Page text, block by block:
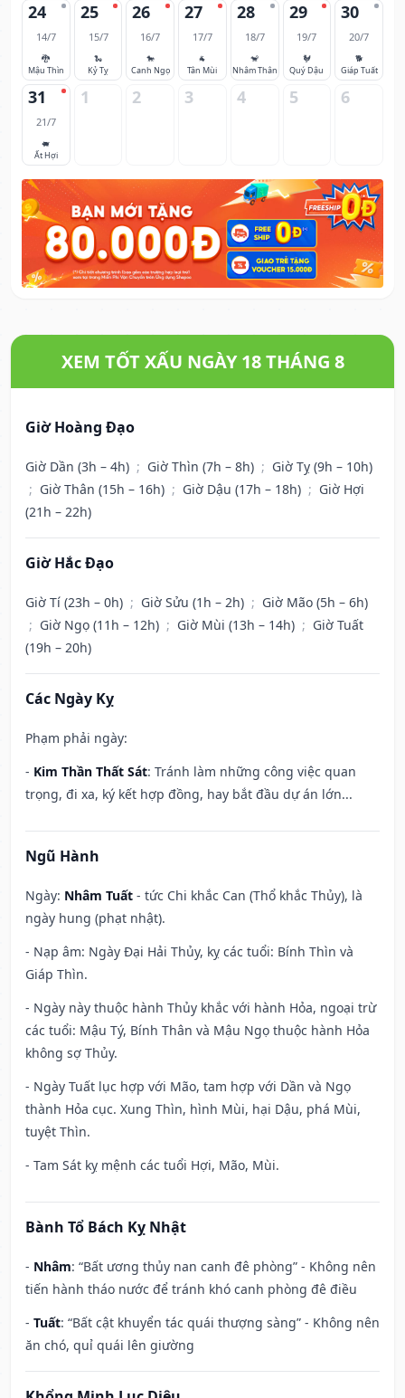
24
14/7
🐉
Mậu Thìn
25
15/7
🐍
Kỷ Tỵ
26
16/7
🐎
Canh Ngọ
27
17/7
🐐
Tân Mùi
28
18/7
🐒
Nhâm Thân
29
19/7
🐓
Quý Dậu
30
20/7
🐕
Giáp Tuất
31
21/7
🐖
Ất Hợi
1 2 3 4 5 6
XEM TỐT XẤU NGÀY 18 THÁNG 8
Giờ Hoàng Đạo
Giờ Dần (3h – 4h) ; Giờ Thìn (7h – 8h) ; Giờ Tỵ (9h – 10h)
; Giờ Thân (15h – 16h) ; Giờ Dậu (17h – 18h) ; Giờ Hợi
(21h – 22h)
Giờ Hắc Đạo
Giờ Tí (23h – 0h) ; Giờ Sửu (1h – 2h) ; Giờ Mão (5h – 6h)
; Giờ Ngọ (11h – 12h) ; Giờ Mùi (13h – 14h) ; Giờ Tuất
(19h – 20h)
Các Ngày Kỵ
Phạm phải ngày:
- Kim Thần Thất Sát: Tránh làm những công việc quan
trọng, đi xa, ký kết hợp đồng, hay bắt đầu dự án lớn...
Ngũ Hành
Ngày: Nhâm Tuất - tức Chi khắc Can (Thổ khắc Thủy), là
ngày hung (phạt nhật).
- Nạp âm: Ngày Đại Hải Thủy, kỵ các tuổi: Bính Thìn và
Giáp Thìn.
- Ngày này thuộc hành Thủy khắc với hành Hỏa, ngoại trừ
các tuổi: Mậu Tý, Bính Thân và Mậu Ngọ thuộc hành Hỏa
không sợ Thủy.
- Ngày Tuất lục hợp với Mão, tam hợp với Dần và Ngọ
thành Hỏa cục. Xung Thìn, hình Mùi, hại Dậu, phá Mùi,
tuyệt Thìn.
- Tam Sát kỵ mệnh các tuổi Hợi, Mão, Mùi.
Bành Tổ Bách Kỵ Nhật
- Nhâm: “Bất ương thủy nan canh đê phòng” - Không nên
tiến hành tháo nước để tránh khó canh phòng đê điều
- Tuất: “Bất cật khuyển tác quái thượng sàng” - Không nên
ăn chó, quỉ quái lên giường